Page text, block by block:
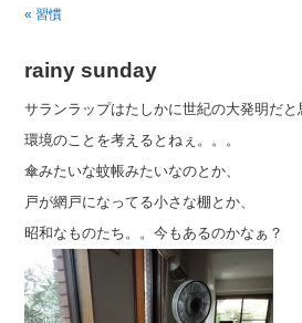
« 習慣
rainy sunday
サランラップはたしかに世紀の大発明だと
環境のことを考えるとねぇ。。。
傘みたいな蚊帳みたいなのとか、
戸が網戸になってる小さな棚とか、
昭和なものたち。。今もあるのかなぁ？